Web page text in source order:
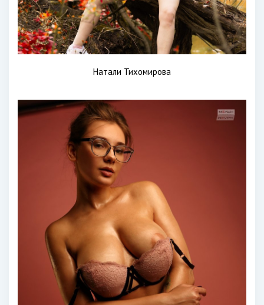
Натали Тихомирова